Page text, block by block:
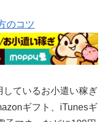
のコツ
しているお小遣い稼ぎ
ギフト、iTunesギ